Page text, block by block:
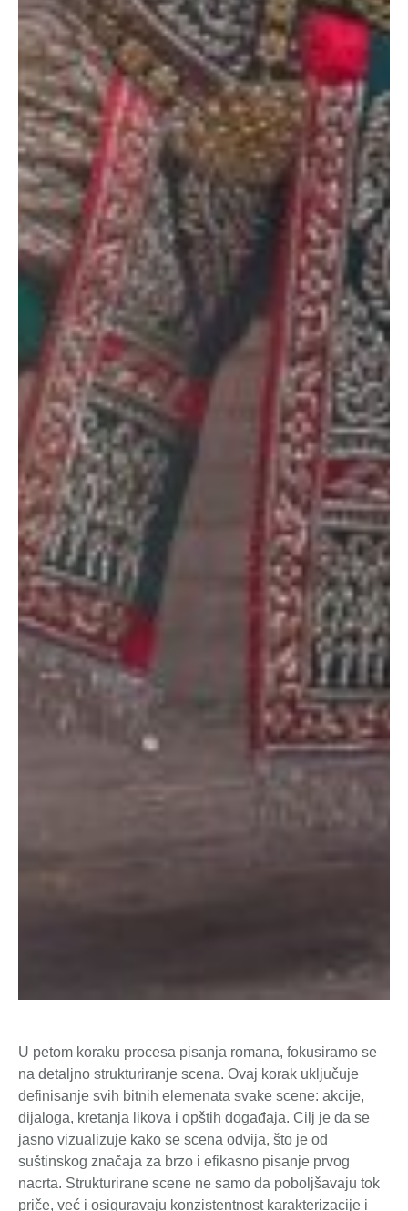
U petom koraku procesa pisanja romana, fokusiramo se
na detaljno strukturiranje scena. Ovaj korak uključuje
definisanje svih bitnih elemenata svake scene: akcije,
dijaloga, kretanja likova i opštih događaja. Cilj je da se
jasno vizualizuje kako se scena odvija, što je od
suštinskog značaja za brzo i efikasno pisanje prvog
nacrta. Strukturirane scene ne samo da poboljšavaju tok
priče, već i osiguravaju konzistentnost karakterizacije i